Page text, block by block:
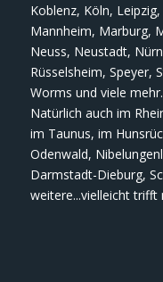
Koblenz, Köln,
Mannheim, Marburg,
Neuss, Neustadt,
Rüsselsheim, Speyer,
Worms und viele mehr.
Natürlich auch im
im Taunus, im
Odenwald,
Darmstadt-Dieburg,
weitere...vielleicht